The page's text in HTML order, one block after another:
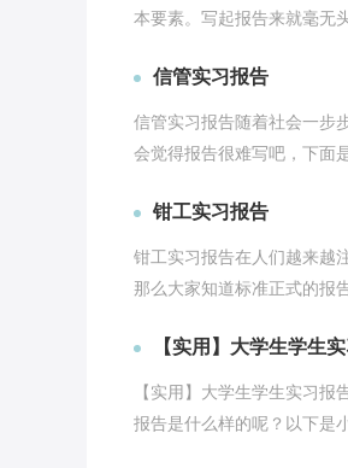
本要素。写起报告来就毫无
信管实习报告
信管实习报告随着社会一步
会觉得报告很难写吧，下面
钳工实习报告
钳工实习报告在人们越来越
那么大家知道标准正式的报
【实用】大学生学生
【实用】大学生学生实习
报告是什么样的呢？以下是